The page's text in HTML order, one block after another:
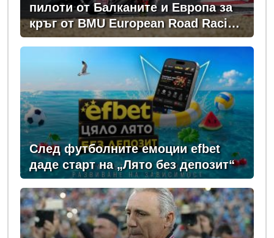
пилоти от Балканите и Европа за
кръг от BMU European Road Racing
Championship 2026
След футболните емоции efbet
даде старт на „Лято без депозит“